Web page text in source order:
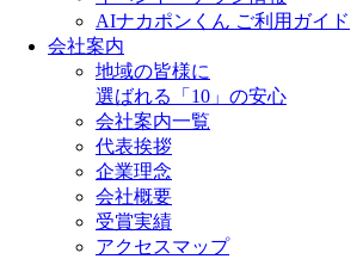
AIナカポンくん ご利用ガイド
会社案内
地域の皆様に
選ばれる「10」の安心
会社案内一覧
代表挨拶
企業理念
会社概要
受賞実績
アクセスマップ